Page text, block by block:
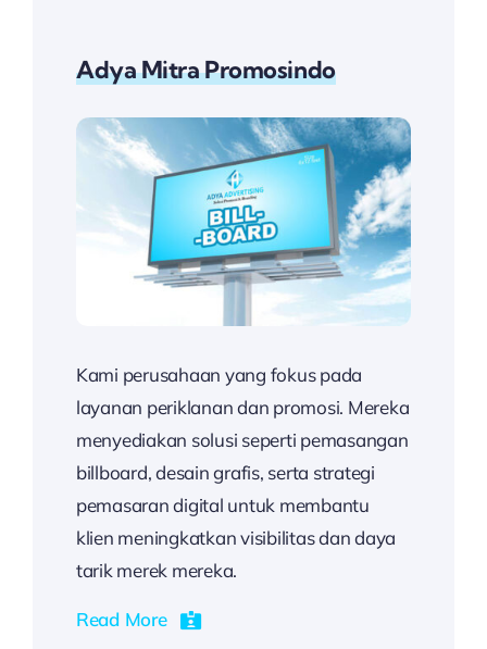
Adya Mitra Promosindo
Kami perusahaan yang fokus pada
layanan periklanan dan promosi. Mereka
menyediakan solusi seperti pemasangan
billboard, desain grafis, serta strategi
pemasaran digital untuk membantu
klien meningkatkan visibilitas dan daya
tarik merek mereka.
Read More